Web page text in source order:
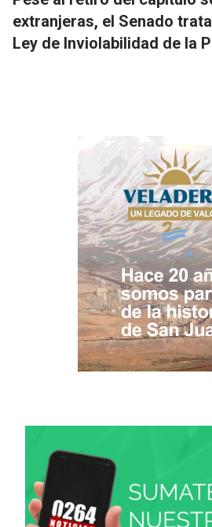
extranjeras, el Senado
Ley de Inviolabilidad de la